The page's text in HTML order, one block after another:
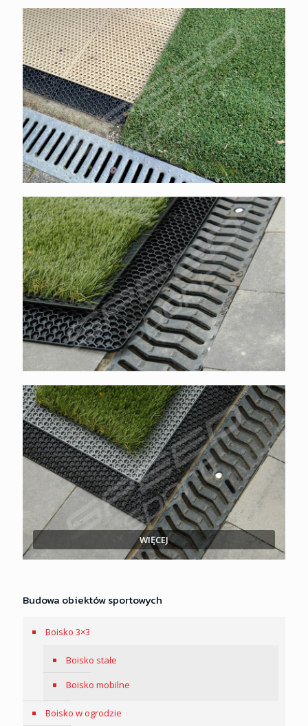
WIĘCEJ
Budowa obiektów sportowych
Boisko 3×3
Boisko stałe
Boisko mobilne
Boisko w ogrodzie